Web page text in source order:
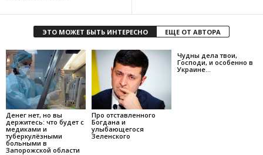
ЭТО МОЖЕТ БЫТЬ ИНТЕРЕСНО ЕЩЕ ОТ АВТОРА
Денег нет, но вы
держитесь: что будет с
медиками и
туберкулёзными
больными в
Запорожской области
Про отставленного
Богдана и
улыбающегося
Зеленского
Чудны дела твои,
Господи, и особенно в
Украине…